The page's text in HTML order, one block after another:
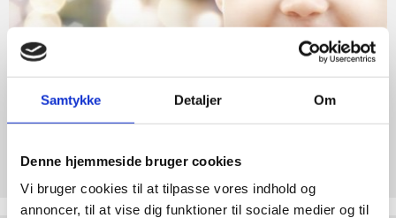
Samtykke Detaljer Om
Denne hjemmeside bruger cookies
Vi bruger cookies til at tilpasse vores indhold og
annoncer, til at vise dig funktioner til sociale medier og til
abort
internationalt
2.8:
Nyhedsbrev
4.0:
Webshop
Støt Retten til Liv
Hjertelig tak for ethvert bidrag til Retten til Liv